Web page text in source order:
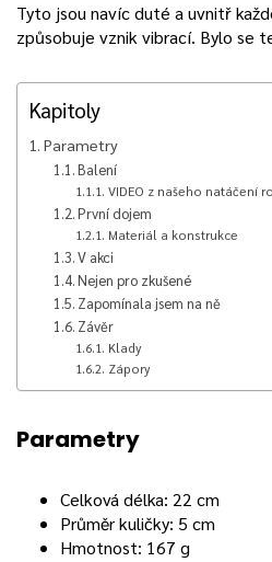
Tyto jsou navíc duté a uvnitř
způsobuje vznik vibrací. Bylo se
Kapitoly
Parametry
Balení
VIDEO z našeho natáčení
První dojem
Materiál a konstrukce
V akci
Nejen pro zkušené
Zapomínala jsem na ně
Závěr
Klady
Zápory
Parametry
Celková délka: 22 cm
Průměr kuličky: 5 cm
Hmotnost: 167 g